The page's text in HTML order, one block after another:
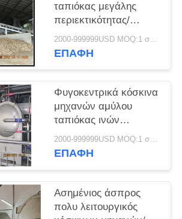
ταπιόκας μεγάλης
περιεκτικότητας/
περιστροφικό
πλυντήριο τυμπάνων
2000-999999USD MOQ:1 σύνολο
ΕΠΑΦΉ
Φυγοκεντρικά κόσκινα
μηχανών αμύλου
ταπιόκας ινών
απομακρύνοντας το
νερό πολλών χρήσεων
2000-999999USD MOQ:1 σύνολο
ΕΠΑΦΉ
Ασημένιος άσπρος
πολυ λειτουργικός